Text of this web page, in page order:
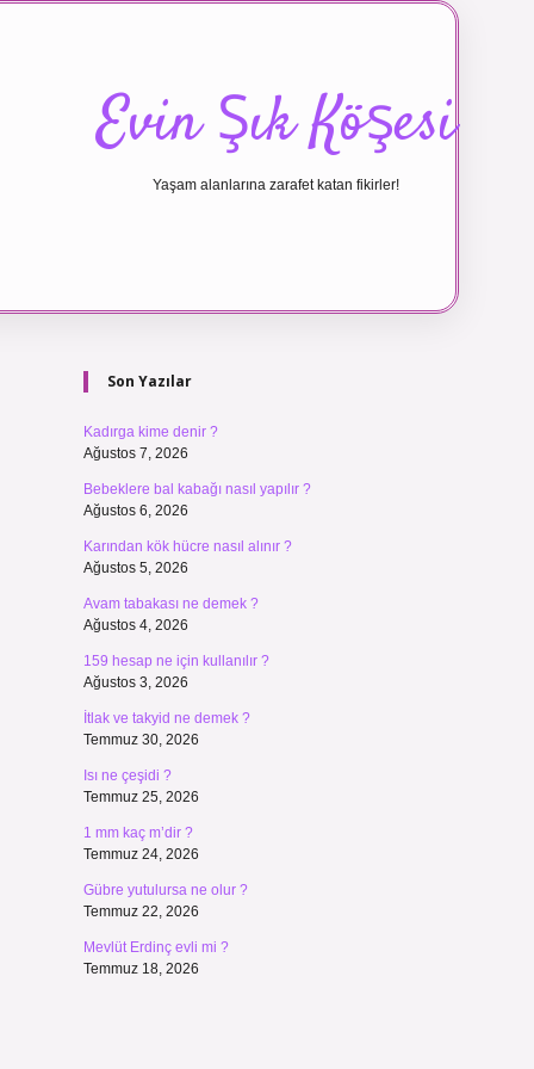
Evin Şık Köşesi
Yaşam alanlarına zarafet katan fikirler!
Sidebar
Son Yazılar
Kadırga kime denir ?
Ağustos 7, 2026
Bebeklere bal kabağı nasıl yapılır ?
Ağustos 6, 2026
Karından kök hücre nasıl alınır ?
Ağustos 5, 2026
Avam tabakası ne demek ?
Ağustos 4, 2026
159 hesap ne için kullanılır ?
Ağustos 3, 2026
İtlak ve takyid ne demek ?
Temmuz 30, 2026
Isı ne çeşidi ?
Temmuz 25, 2026
1 mm kaç m’dir ?
Temmuz 24, 2026
Gübre yutulursa ne olur ?
Temmuz 22, 2026
Mevlüt Erdinç evli mi ?
Temmuz 18, 2026